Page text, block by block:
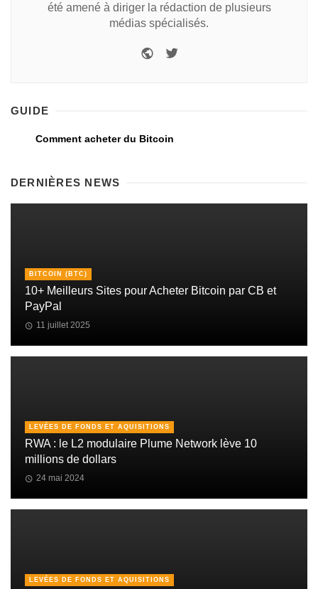
été amené à diriger la rédaction de plusieurs
médias spécialisés.
GUIDE
Comment acheter du Bitcoin
DERNIÈRES NEWS
BITCOIN (BTC)
10+ Meilleurs Sites pour Acheter Bitcoin par CB et
PayPal
11 juillet 2025
LEVÉES DE FONDS ET AQUISITIONS
RWA : le L2 modulaire Plume Network lève 10
millions de dollars
24 mai 2024
LEVÉES DE FONDS ET AQUISITIONS